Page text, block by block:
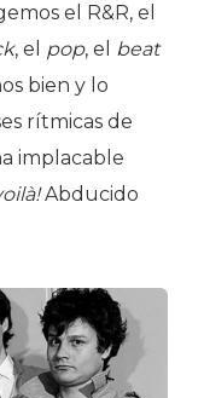
el R&R, el
, el pop, el beat
bien y lo
rítmicas de
implacable
Abducido